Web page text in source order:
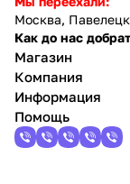
Москва,
Как до нас
Магазин
Компания
Информация
Помощь